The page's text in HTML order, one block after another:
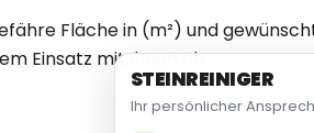
Fläche in (m²) und
Einsatz mit Ihnen ab.
STEINREINIGER
Ihr persönlicher